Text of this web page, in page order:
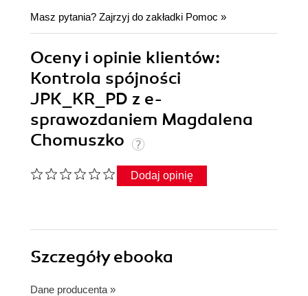
Masz pytania? Zajrzyj do zakładki Pomoc »
Oceny i opinie klientów:
Kontrola spójności
JPK_KR_PD z e-
sprawozdaniem Magdalena
Chomuszko
Dodaj opinię
Szczegółyebooka
Dane producenta »